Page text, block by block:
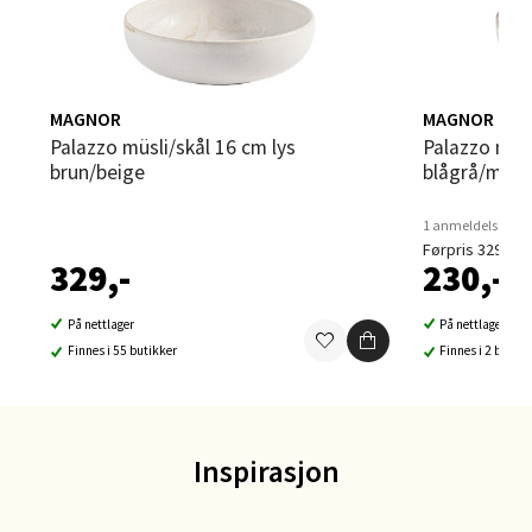
MAGNOR
Palazzo müsli/skål 16 cm lys
brun/beige
329,-
På nettlager
Finnes i 55 butikker
MAGNOR
Palazzo müsli/skål 16 cm mørk
blågrå/multi
1 anmeldelse
Førpris 329,-
230,-
På nettlager
Finnes i 2
Inspirasjon
Strandtorget, 2609 Lillehammer
Åpent i dag 09-18
6 i butikk
Strømmen - Thon Senter
Strømmen